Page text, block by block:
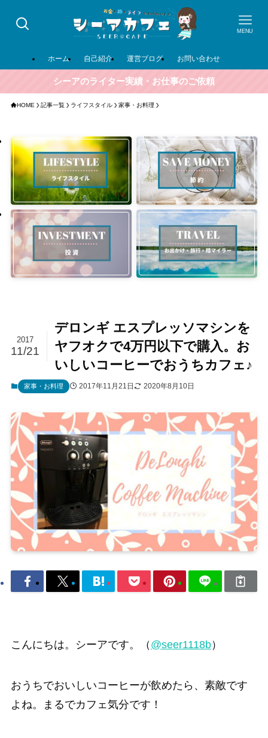
MENU
ホーム 自己紹介 運営ブログ お問い合わせ
シーアのライター実績・お仕事のご依頼
HOME 記事一覧 ライフスタイル 家事・お料理
デロンギ エスプレッソマシンを
ヤフオクで4万円以下で購入。お
いしいコーヒーでおうちカフェ♪
2017
11/21
家事・お料理 2017年11月21日 2020年8月10日
こんにちは。シーアです。（ @seer1118b）
おうちでおいしいコーヒーが飲めたら、素敵です
よね。まるでカフェ気分です！